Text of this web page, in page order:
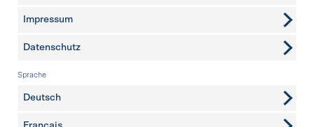
Impressum
Datenschutz
Sprache
Deutsch